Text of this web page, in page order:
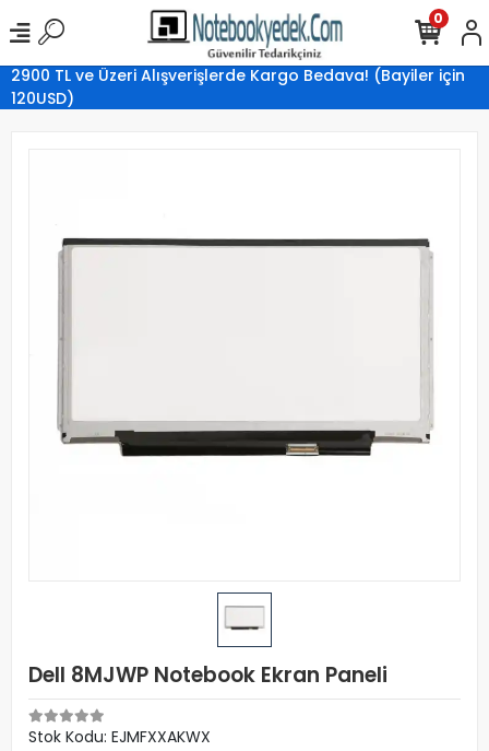
2900 TL ve Üzeri Alışverişlerde Kargo Bedava! (Bayiler için
120USD)
0
Dell 8MJWP Notebook Ekran Paneli
Stok Kodu: EJMFXXAKWX